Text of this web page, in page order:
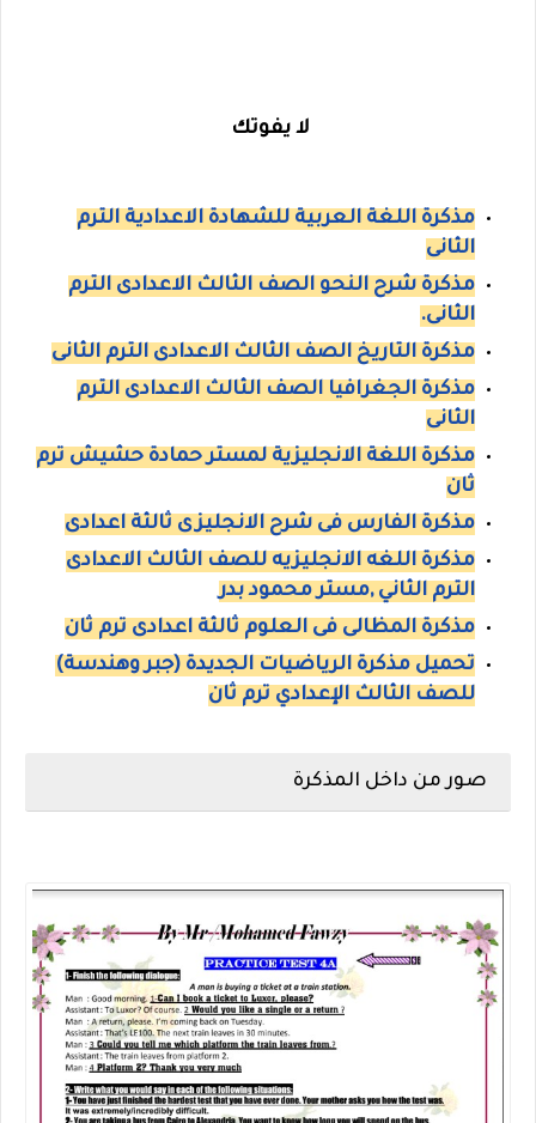
لا يفوتك
مذكرة اللغة العربية للشهادة الاعدادية الترم
الثانى
مذكرة شرح النحو الصف الثالث الاعدادى الترم
الثانى.
مذكرة التاريخ الصف الثالث الاعدادى الترم الثانى
مذكرة الجغرافيا الصف الثالث الاعدادى الترم
الثانى
مذكرة اللغة الانجليزية لمستر حمادة حشيش ترم
ثان
مذكرة الفارس فى شرح الانجليزى ثالثة اعدادى
مذكرة اللغه الانجليزيه للصف الثالث الاعدادى
الترم الثاني ,مستر محمود بدر
مذكرة المظالى فى العلوم ثالثة اعدادى ترم ثان
تحميل مذكرة الرياضيات الجديدة (جبر وهندسة)
للصف الثالث الإعدادي ترم ثان
صور من داخل المذكرة